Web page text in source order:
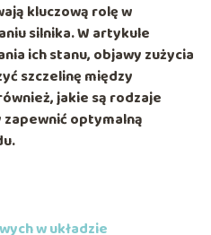
kluczową rolę w
silnika. W artykule
ich stanu, objawy zużycia
szczelinę między
jakie są rodzaje
optymalną
w układzie